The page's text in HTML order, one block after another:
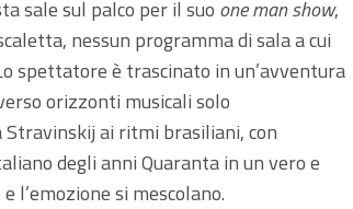
sale sul palco per il suo one man show,
nessun programma di sala a cui
spettatore è trascinato in un’avventura
orizzonti musicali solo
ai ritmi brasiliani, con
degli anni Quaranta in un vero e
l’emozione si mescolano.